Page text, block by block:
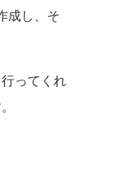
成し、そ
ってくれ